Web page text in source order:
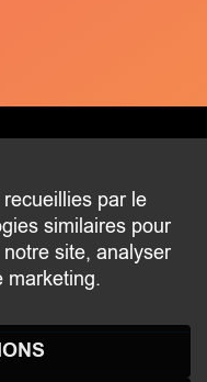
Schlass
Bertrange
par le
similaires pour
site, analyser
marketing.